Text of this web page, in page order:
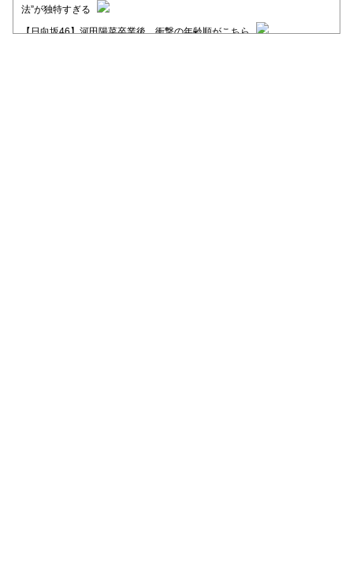
法”が独特すぎる
【日向坂46】河田陽菜卒業後、衝撃の年齢順がこちら